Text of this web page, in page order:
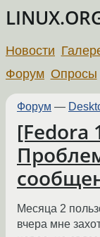
Новости
Форум Опросы
Форум —
[Fedora
Месяца 2
вчера мне